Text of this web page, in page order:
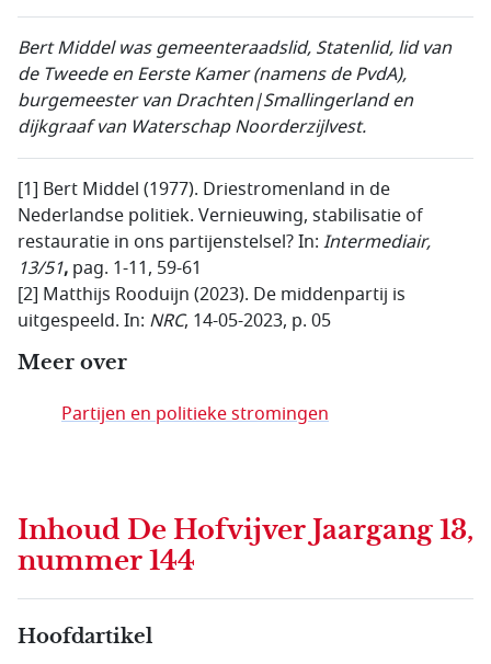
Bert Middel was gemeenteraadslid, Statenlid, lid van
de Tweede en Eerste Kamer (namens de PvdA),
burgemeester van Drachten|Smallingerland en
dijkgraaf van Waterschap Noorderzijlvest.
[1] Bert Middel (1977). Driestromenland in de
Nederlandse politiek. Vernieuwing, stabilisatie of
restauratie in ons partijenstelsel? In: Intermediair,
13/51, pag. 1-11, 59-61
[2] Matthijs Rooduijn (2023). De middenpartij is
uitgespeeld. In: NRC, 14-05-2023, p. 05
Meer over
Partijen en politieke stromingen
Inhoud De Hofvijver Jaargang 13,
nummer 144
Hoofdartikel